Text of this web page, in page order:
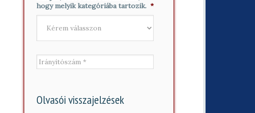
v
*
hogy melyik kategóriába tartozik. *
I
r
á
í
t
Olvasói visszajelzések